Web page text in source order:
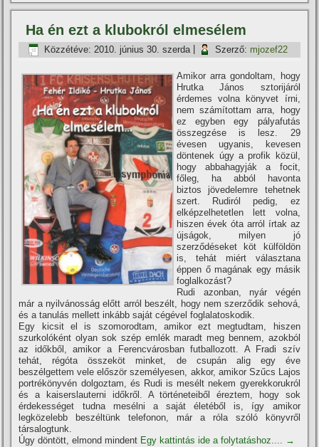
Ha én ezt a klubokról elmesélem
Közzétéve: 2010. június 30. szerda Szerző: mjozef22
Amikor arra gondoltam, hogy
Hrutka János sztorijáról
érdemes volna könyvet í­rni,
nem számí­tottam arra, hogy
ez egyben egy pályafutás
összegzése is lesz. 29
évesen ugyanis, kevesen
döntenek úgy a profik közül,
hogy abbahagyják a focit,
főleg, ha abból havonta
biztos jövedelemre tehetnek
szert. Rudiról pedig, ez
elképzelhetetlen lett volna,
hiszen évek óta arról í­rtak az
újságok, milyen jó
szerződéseket köt külföldön
is, tehát miért választana
éppen ő magának egy másik
foglalkozást?
Rudi azonban, nyár végén
már a nyilvánosság előtt arról beszélt, hogy nem szerződik sehová,
és a tanulás mellett inkább saját cégével foglalatoskodik.
Egy kicsit el is szomorodtam, amikor ezt megtudtam, hiszen
szurkolóként olyan sok szép emlék maradt meg bennem, azokból
az időkből, amikor a Ferencvárosban futballozott. A Fradi szí­v
tehát, régóta összeköt minket, de csupán alig egy éve
beszélgettem vele először személyesen, akkor, amikor Szűcs Lajos
portrékönyvén dolgoztam, és Rudi is mesélt nekem gyerekkorukról
és a kaiserslauterni időkről. A történeteiből éreztem, hogy sok
érdekességet tudna mesélni a saját életéből is, í­gy amikor
legközelebb beszéltünk telefonon, már a róla szóló könyvről
társalogtunk.
Úgy döntött, elmond mindent Egy kattintás ide a folytatáshoz.... →